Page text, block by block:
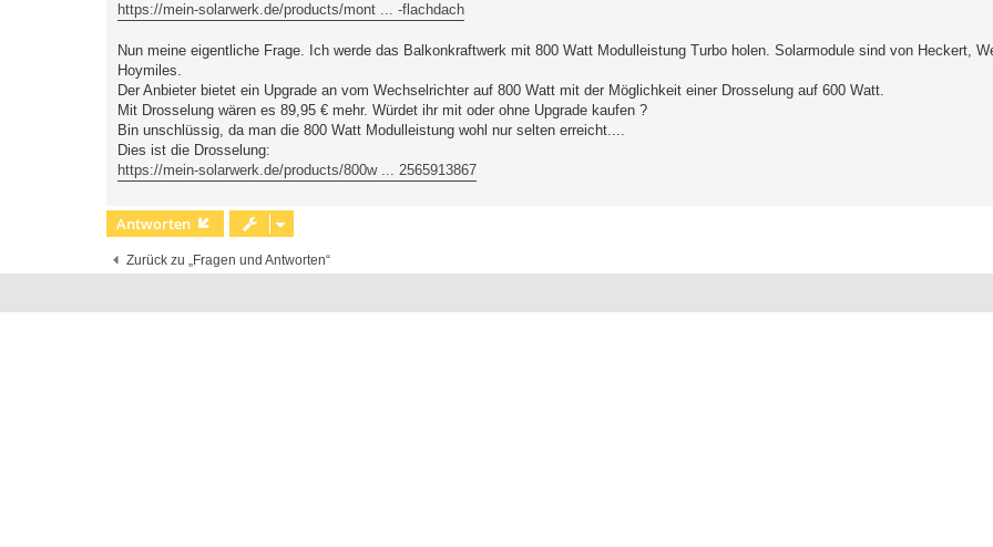
https://mein-solarwerk.de/products/mont ... -flachdach
Nun meine eigentliche Frage. Ich werde das Balkonkraftwerk mit 800 Watt Modulleistung Turbo holen. Solarmodule sind von Heckert,
Hoymiles.
Der Anbieter bietet ein Upgrade an vom Wechselrichter auf 800 Watt mit der Möglichkeit einer Drosselung auf 600 Watt.
Mit Drosselung wären es 89,95 € mehr. Würdet ihr mit oder ohne Upgrade kaufen ?
Bin unschlüssig, da man die 800 Watt Modulleistung wohl nur selten erreicht....
Dies ist die Drosselung:
https://mein-solarwerk.de/products/800w ... 2565913867
Antworten
Zurück zu „Fragen und Antworten“